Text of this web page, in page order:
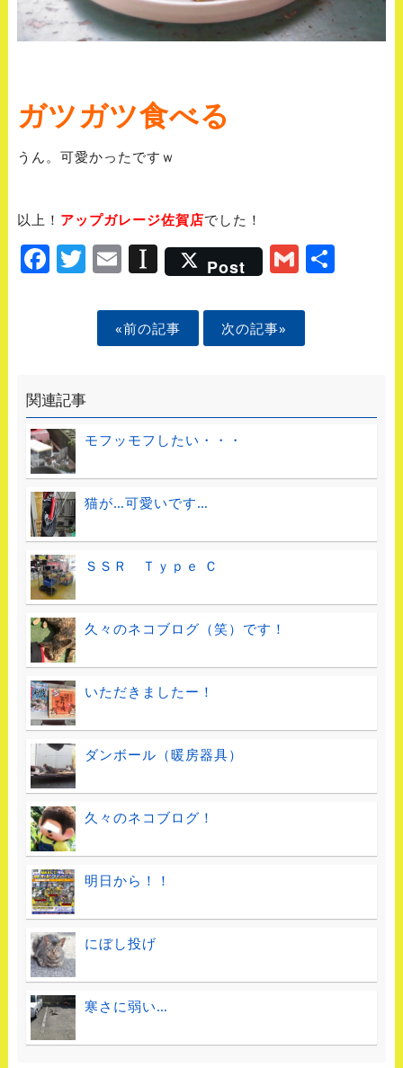
ガツガツ食べる
うん。可愛かったですｗ
以上！ アップガレージ佐賀店でした！
Facebook
Twitter
Email
Instapaper
Post Gmail
«前の記事 次の記事»
関連記事
モフッモフしたい・・・
猫が…可愛いです…
ＳＳＲ Ｔｙｐｅ Ｃ
久々のネコブログ（笑）です！
いただきましたー！
ダンボール（暖房器具）
久々のネコブログ！
明日から！！
にぼし投げ
寒さに弱い…